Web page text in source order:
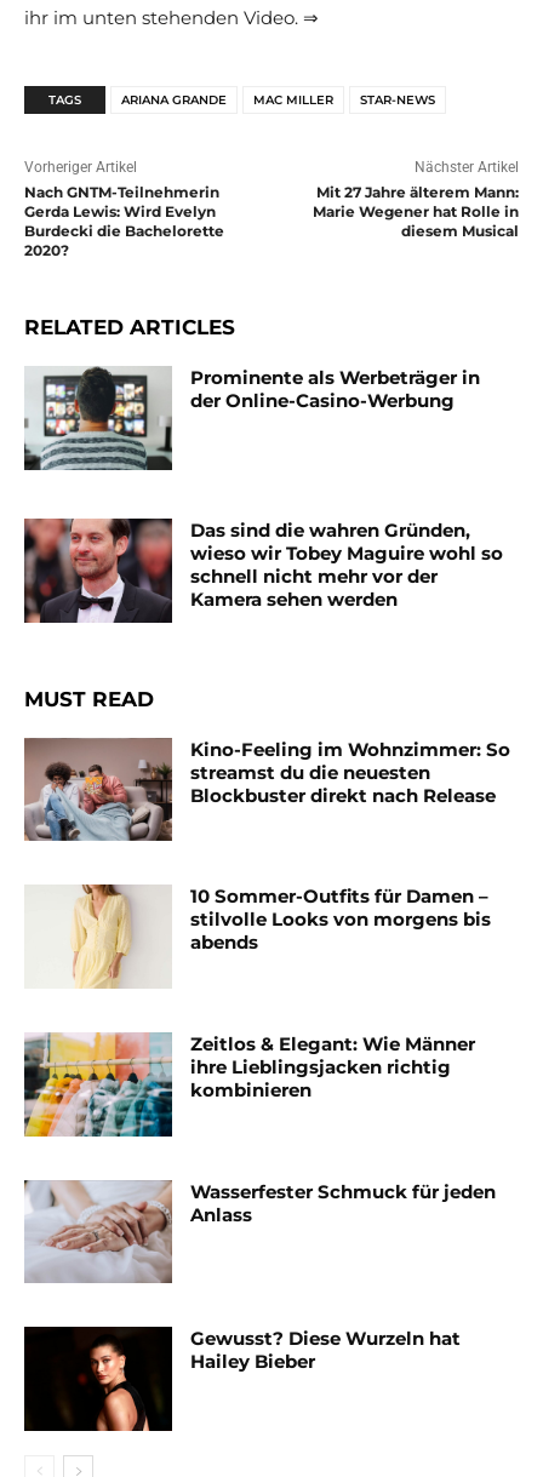
ihr im unten stehenden Video. ⇒
TAGS ARIANA GRANDE MAC MILLER STAR-NEWS
Vorheriger Artikel
Nach GNTM-Teilnehmerin
Gerda Lewis: Wird Evelyn
Burdecki die Bachelorette
2020?
Nächster Artikel
Mit 27 Jahre älterem Mann:
Marie Wegener hat Rolle in
diesem Musical
RELATED ARTICLES
Prominente als Werbeträger in
der Online-Casino-Werbung
Das sind die wahren Gründen,
wieso wir Tobey Maguire wohl so
schnell nicht mehr vor der
Kamera sehen werden
MUST READ
Kino-Feeling im Wohnzimmer: So
streamst du die neuesten
Blockbuster direkt nach Release
10 Sommer-Outfits für Damen –
stilvolle Looks von morgens bis
abends
Zeitlos & Elegant: Wie Männer
ihre Lieblingsjacken richtig
kombinieren
Wasserfester Schmuck für jeden
Anlass
Gewusst? Diese Wurzeln hat
Hailey Bieber